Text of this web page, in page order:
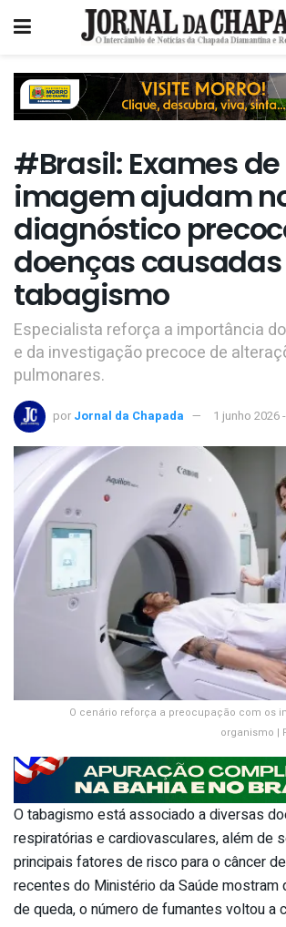
#Brasil: Exames de
imagem ajudam
diagnóstico
doenças
tabagismo
Especialista reforça a importância
e da investigação precoce de
pulmonares.
por Jornal da Chapada 1 junho 2026
O cenário reforça a preocupação com os
organismo |
O tabagismo está associado a diversas
respiratórias e cardiovasculares, além de
principais fatores de risco para o câncer
recentes do Ministério da Saúde mostram
de queda, o número de fumantes voltou a